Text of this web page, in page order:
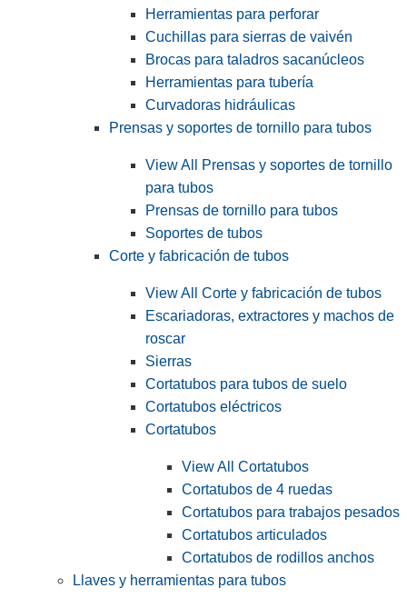
Herramientas para perforar
Cuchillas para sierras de vaivén
Brocas para taladros sacanúcleos
Herramientas para tubería
Curvadoras hidráulicas
Prensas y soportes de tornillo para tubos
View All Prensas y soportes de tornillo
para tubos
Prensas de tornillo para tubos
Soportes de tubos
Corte y fabricación de tubos
View All Corte y fabricación de tubos
Escariadoras, extractores y machos de
roscar
Sierras
Cortatubos para tubos de suelo
Cortatubos eléctricos
Cortatubos
View All Cortatubos
Cortatubos de 4 ruedas
Cortatubos para trabajos pesados
Cortatubos articulados
Cortatubos de rodillos anchos
Llaves y herramientas para tubos